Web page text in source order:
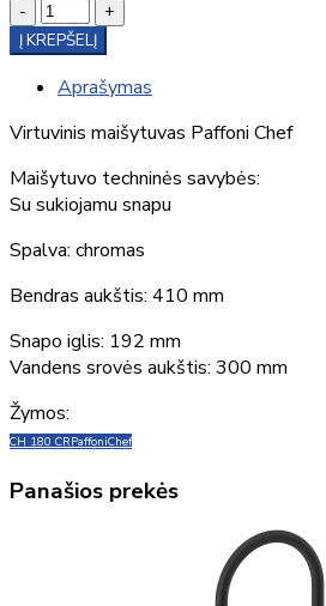
-
+
Į KREPŠELĮ
Aprašymas
Virtuvinis maišytuvas Paffoni Chef
Maišytuvo techninės savybės:
Su sukiojamu snapu
Spalva: chromas
Bendras aukštis: 410 mm
Snapo iglis: 192 mm
Vandens srovės aukštis: 300 mm
Žymos:
CH 180 CRPaffoniChef
Panašios prekės